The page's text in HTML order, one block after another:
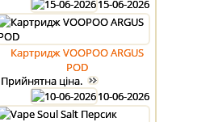
15-06-2026
Картридж VOOPOO ARGUS
POD
Прийнятна ціна.
10-06-2026